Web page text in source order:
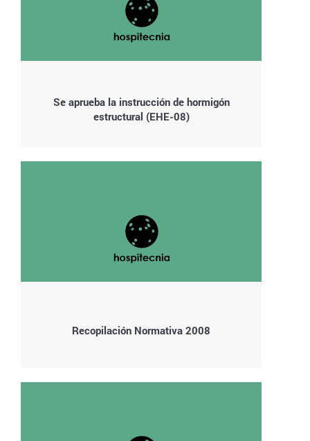
Se aprueba la instrucción de hormigón
estructural (EHE-08)
Recopilación Normativa 2008